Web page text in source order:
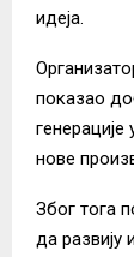
идеја.
показао
генерације
нове
Због тога
да развију